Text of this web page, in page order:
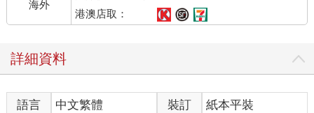
海外
港澳店取：
詳細資料
語言 中文繁體 裝訂
紙本平裝